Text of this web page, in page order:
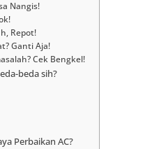
Nangis!
Repot!
Ganti Aja!
Cek Bengkel!
beda sih?
Perbaikan AC?